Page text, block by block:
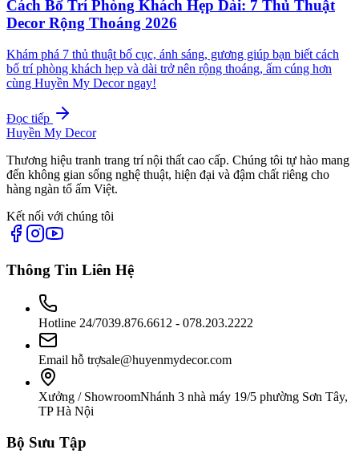
Cách Bố Trí Phòng Khách Hẹp Dài: 7 Thủ Thuật
Decor Rộng Thoáng 2026
Khám phá 7 thủ thuật bố cục, ánh sáng, gương giúp bạn biết cách
bố trí phòng khách hẹp và dài trở nên rộng thoáng, ấm cúng hơn
cùng Huyền My Decor ngay!
Đọc tiếp
Huyền My Decor
Thương hiệu tranh trang trí nội thất cao cấp. Chúng tôi tự hào mang
đến không gian sống nghệ thuật, hiện đại và đậm chất riêng cho
hàng ngàn tổ ấm Việt.
Kết nối với chúng tôi
Thông Tin Liên Hệ
Hotline 24/7039.876.6612 - 078.203.2222
Email hỗ trợsale@huyenmydecor.com
Xưởng / ShowroomNhánh 3 nhà máy 19/5 phường Sơn Tây,
TP Hà Nội
Bộ Sưu Tập